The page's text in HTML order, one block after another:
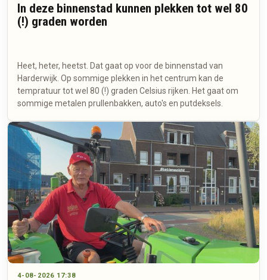
In deze binnenstad kunnen plekken tot wel 80
(!) graden worden
Heet, heter, heetst. Dat gaat op voor de binnenstad van
Harderwijk. Op sommige plekken in het centrum kan de
tempratuur tot wel 80 (!) graden Celsius rijken. Het gaat om
sommige metalen prullenbakken, auto's en putdeksels.
4-08-2026 17:38